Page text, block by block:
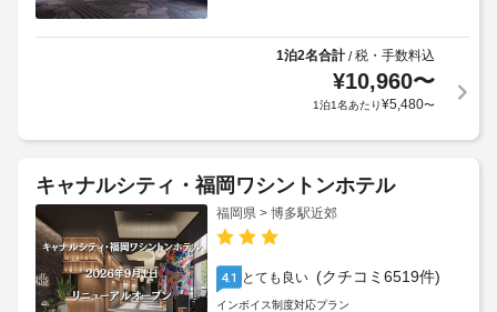
1泊2名合計/税・手数料込
¥10,960〜
1泊1名あたり¥5,480〜
キャナルシティ・福岡ワシントンホテル
福岡県 > 博多駅近郊
4.1 とても良い (クチコミ6519件)
インボイス制度対応プラン